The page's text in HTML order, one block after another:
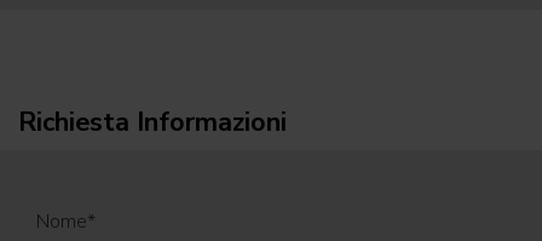
Richiesta Informazioni
Nome*